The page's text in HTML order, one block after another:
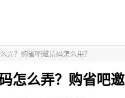
弄？购省吧邀请码怎么用？
怎么弄？购省吧邀